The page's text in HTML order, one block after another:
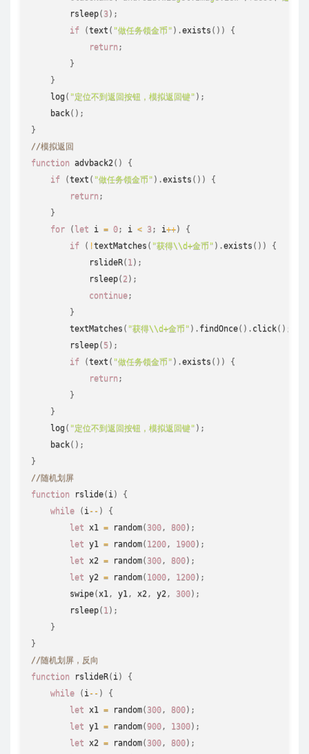
rsleep( 3) ;
if
(text ( "做任务领金币" ) .exists ( ) )
{
return;
}
}
log( "定位不到返回按钮，模拟返回键" ) ;
back( ) ;
}
//模拟返回
function advback2( )
{
if
(text ( "做任务领金币" ) .exists ( ) )
{
return;
}
for
( let i = 0; i < 3; i++)
{
if
( !textMatches ( "获得\\d+金币" ) .exists ( ) )
{
rslideR( 1) ;
rsleep( 2 ) ;
continue;
}
textMatches ( "获得\\d+金币" ) . findOnce( ) . click( ) ;
rsleep( 5) ;
if
(text ( "做任务领金币" ) .exists ( ) )
{
return;
}
}
log( "定位不到返回按钮，模拟返回键" ) ;
back( ) ;
}
//随机划屏
function
rslide( i)
{
while
( i-- )
{
let x1 = random( 300, 800) ;
let y1 = random( 1200, 1900) ;
let x2 = random( 300, 800) ;
let y2 = random( 1000, 1200) ;
swipe(x1, y1, x2, y2, 300) ;
rsleep( 1) ;
}
}
//随机划屏，反向
function
rslideR( i)
{
while
( i-- )
{
let x1 = random( 300, 800) ;
let y1 = random(900, 1300) ;
let x2 = random( 300, 800) ;